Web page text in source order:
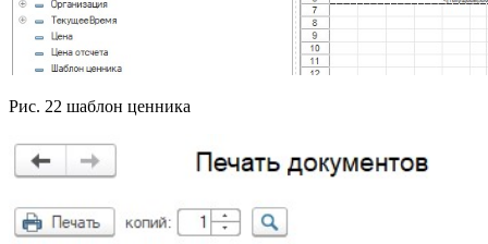
Рис. 22 шаблон ценника